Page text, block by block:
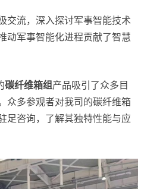
交流，深入探讨军事智能技术
动军事智能化进程贡献了智慧
碳纤维箱组 产品吸引了众多目
众多参观者对我司的碳纤维箱
足咨询，了解其独特性能与应